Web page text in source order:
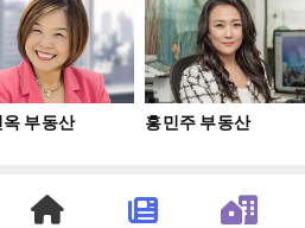
부동산 홍민주 부동산